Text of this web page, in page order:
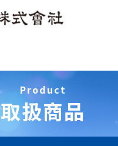
Product
取扱商品